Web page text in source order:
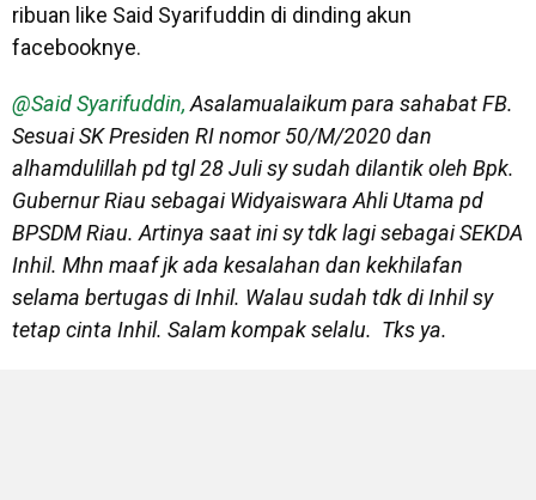
ribuan like Said Syarifuddin di dinding akun
facebooknye.
@Said Syarifuddin, Asalamualaikum para sahabat FB.
Sesuai SK Presiden RI nomor 50/M/2020 dan
alhamdulillah pd tgl 28 Juli sy sudah dilantik oleh Bpk.
Gubernur Riau sebagai Widyaiswara Ahli Utama pd
BPSDM Riau. Artinya saat ini sy tdk lagi sebagai SEKDA
Inhil. Mhn maaf jk ada kesalahan dan kekhilafan
selama bertugas di Inhil. Walau sudah tdk di Inhil sy
tetap cinta Inhil. Salam kompak selalu. Tks ya.